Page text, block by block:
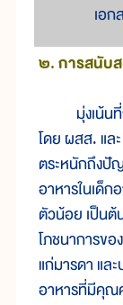
เอ
๒. การสนับส
มุ่งเน้นที่ก
โดย ผสส. แล
ตระหนักถึงปั
อาหารในเด็
ตัวน้อย เป็นต้
โภชนาการข
แก่มารดา แล
อาหารที่มีคุณ